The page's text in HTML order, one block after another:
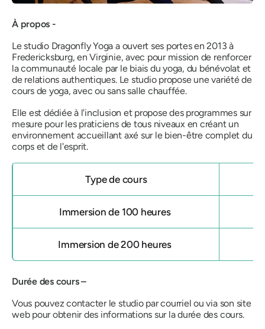
À propos -
Le studio Dragonfly Yoga a ouvert ses portes en 2013 à
Fredericksburg, en Virginie, avec pour mission de renforcer
la communauté locale par le biais du yoga, du bénévolat et
de relations authentiques. Le studio propose une variété de
cours de yoga, avec ou sans salle chauffée.
Elle est dédiée à l'inclusion et propose des programmes sur
mesure pour les praticiens de tous niveaux en créant un
environnement accueillant axé sur le bien-être complet du
corps et de l'esprit.
Type de cours
Immersion de 100 heures
Immersion de 200 heures
Durée des cours –
Vous pouvez contacter le studio par courriel ou via son site
web pour obtenir des informations sur la durée des cours.